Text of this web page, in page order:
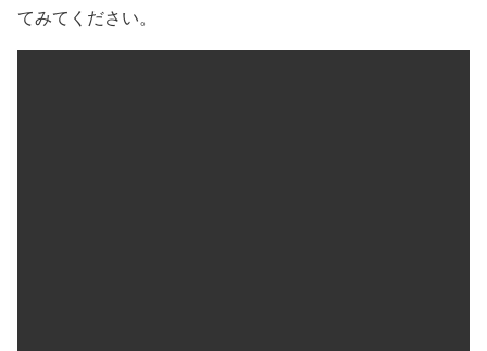
てみてください。